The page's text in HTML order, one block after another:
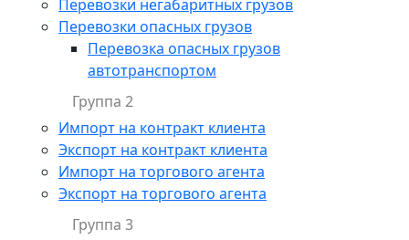
Перевозки негабаритных грузов
Перевозки опасных грузов
Перевозка опасных грузов
автотранспортом
Группа 2
Импорт на контракт клиента
Экспорт на контракт клиента
Импорт на торгового агента
Экспорт на торгового агента
Группа 3